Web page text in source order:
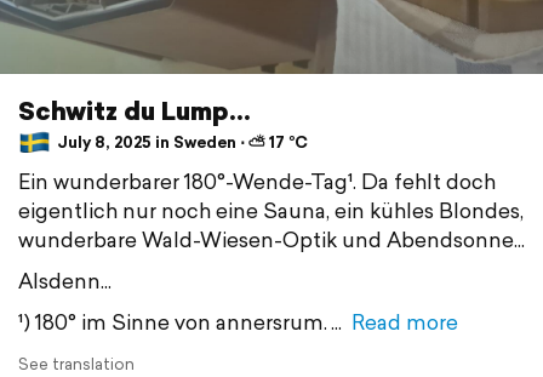
Schwitz du Lump...
July 8, 2025 in Sweden ⋅ ⛅ 17 °C
Ein wunderbarer 180°-Wende-Tag¹. Da fehlt doch
eigentlich nur noch eine Sauna, ein kühles Blondes,
wunderbare Wald-Wiesen-Optik und Abendsonne...
Alsdenn...
¹) 180° im Sinne von annersrum.
Read more
See translation